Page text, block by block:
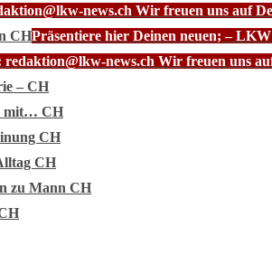
news.ch Wir freuen uns auf
CHPräsentiere hier Deinen neuen; –
news.ch Wir freuen uns
– CH
mit… CH
CH
CH
zu Mann CH